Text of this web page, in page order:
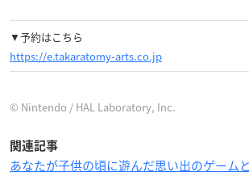
▼予約はこちら
https://e.takaratomy-arts.co.jp
© Nintendo / HAL Laboratory, Inc.
関連記事
あなたが子供の頃に遊んだ思い出のゲーム